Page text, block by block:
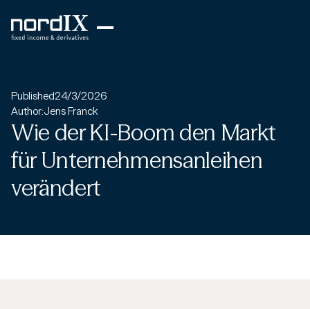
Published24/3/2026
Author:Jens Franck
Wie der KI-Boom den Markt
für Unternehmensanleihen
verändert